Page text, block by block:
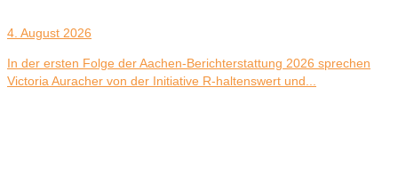
4. August 2026
In der ersten Folge der Aachen-Berichterstattung 2026 sprechen
Victoria Auracher von der Initiative R-haltenswert und...